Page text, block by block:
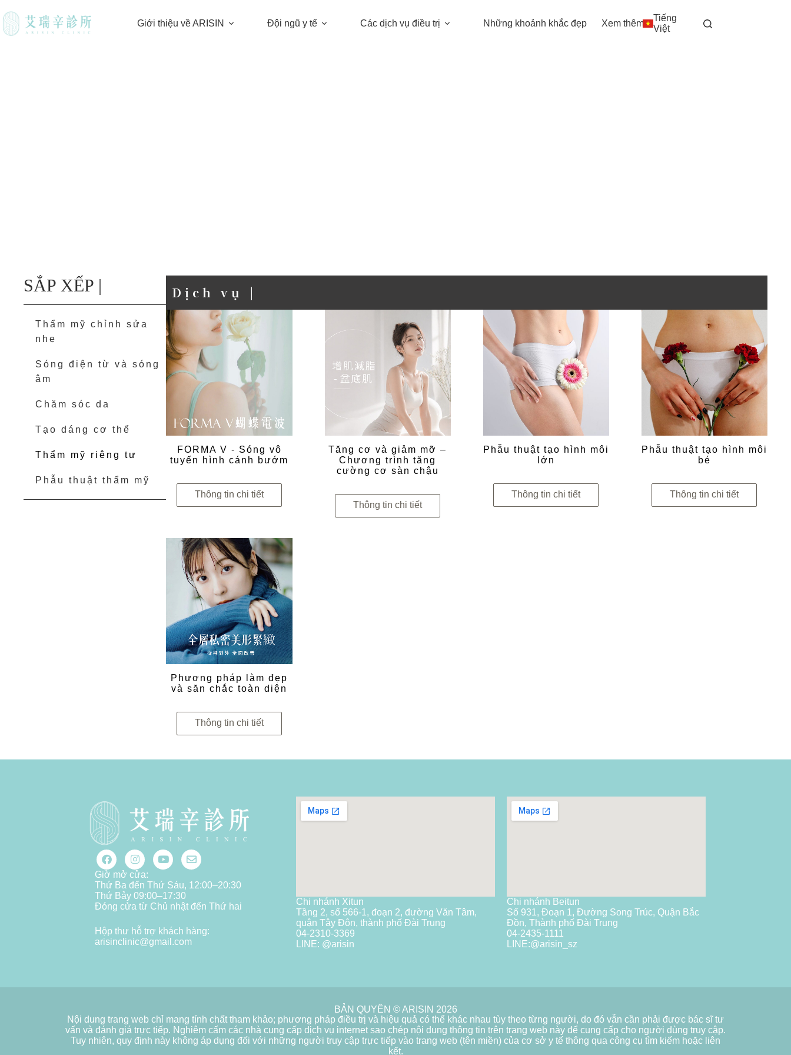
Giới thiệu về ARISIN Đội ngũ y tế Các dịch vụ điều trị Những khoảnh khắc đẹp Xem thêm
Tiếng
Việt
SẮP XẾP |
Thẩm mỹ chỉnh sửa
nhẹ
Sóng điện từ và sóng
âm
Chăm sóc da
Tạo dáng cơ thể
Thẩm mỹ riêng tư
Phẫu thuật thẩm mỹ
Dịch vụ |
FORMA V - Sóng vô
tuyến hình cánh bướm
Thông tin chi tiết
Tăng cơ và giảm mỡ –
Chương trình tăng
cường cơ sàn chậu
Thông tin chi tiết
Phẫu thuật tạo hình môi
lớn
Thông tin chi tiết
Phẫu thuật tạo hình môi
bé
Thông tin chi tiết
Phương pháp làm đẹp
và săn chắc toàn diện
Thông tin chi tiết
Giờ mở cửa:
Thứ Ba đến Thứ Sáu, 12:00–20:30
Thứ Bảy 09:00–17:30
Đóng cửa từ Chủ nhật đến Thứ hai
Hộp thư hỗ trợ khách hàng:
arisinclinic@gmail.com
Chi nhánh Xitun
Tầng 2, số 566-1, đoạn 2, đường Văn Tâm,
quận Tây Đôn, thành phố Đài Trung
04-2310-3369
LINE: @arisin
Chi nhánh Beitun
Số 931, Đoạn 1, Đường Song Trúc, Quận Bắc
Đồn, Thành phố Đài Trung
04-2435-1111
LINE:@arisin_sz
BẢN QUYỀN © ARISIN 2026
Nội dung trang web chỉ mang tính chất tham khảo; phương pháp điều trị và hiệu quả có thể khác nhau tùy theo từng người, do đó vẫn cần phải được bác sĩ tư
vấn và đánh giá trực tiếp. Nghiêm cấm các nhà cung cấp dịch vụ internet sao chép nội dung thông tin trên trang web này để cung cấp cho người dùng truy cập.
Tuy nhiên, quy định này không áp dụng đối với những người truy cập trực tiếp vào trang web (tên miền) của cơ sở y tế thông qua công cụ tìm kiếm hoặc liên
kết.